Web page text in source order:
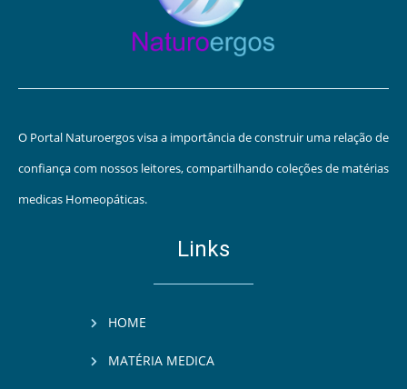
O Portal Naturoergos visa a importância de construir uma relação de
confiança com nossos leitores, compartilhando coleções de matérias
medicas Homeopáticas.
Links
HOME
MATÉRIA MEDICA